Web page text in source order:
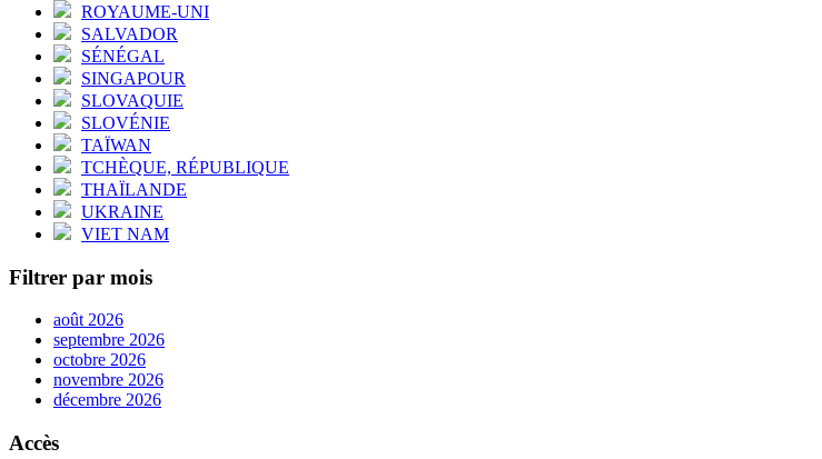
ROYAUME-UNI
SALVADOR
SÉNÉGAL
SINGAPOUR
SLOVAQUIE
SLOVÉNIE
TAÏWAN
TCHÈQUE, RÉPUBLIQUE
THAÏLANDE
UKRAINE
VIET NAM
Filtrer par mois
août 2026
septembre 2026
octobre 2026
novembre 2026
décembre 2026
Accès